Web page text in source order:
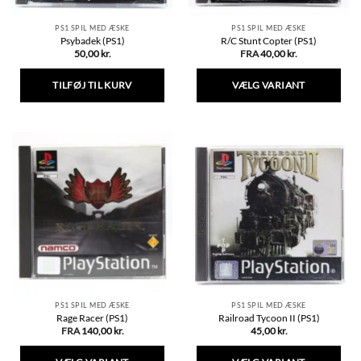
PS1 SPIL MED ÆSKE
Psybadek (PS1)
50,00 kr.
TILFØJ TIL KURV
PS1 SPIL MED ÆSKE
R/C Stunt Copter (PS1)
FRA40,00 kr.
VÆLG VARIANT
flere
varianter.
Mulighederne
kan
vælges
på
varesiden
PS1 SPIL MED ÆSKE
Rage Racer (PS1)
FRA140,00 kr.
PS1 SPIL MED ÆSKE
Railroad Tycoon II (PS1)
45,00 kr.